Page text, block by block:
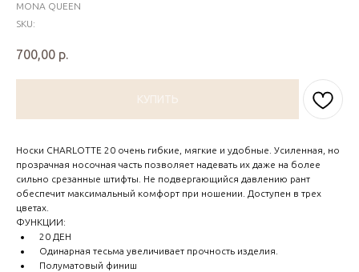
MONA QUEEN
SKU:
700,00 р.
КУПИТЬ
Носки CHARLOTTE 20 очень гибкие, мягкие и удобные. Усиленная, но
прозрачная носочная часть позволяет надевать их даже на более
сильно срезанные штифты. Не подвергающийся давлению рант
обеспечит максимальный комфорт при ношении. Доступен в трех
цветах.
ФУНКЦИИ:
20 ДЕН
Одинарная тесьма увеличивает прочность изделия.
Полуматовый финиш